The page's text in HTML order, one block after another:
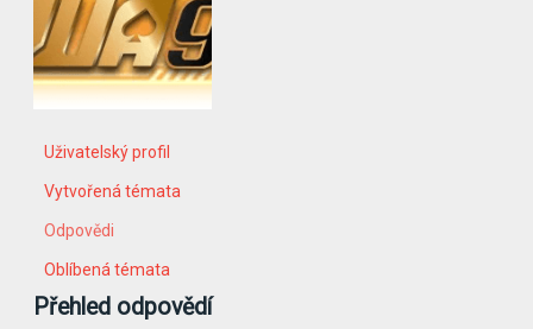
Uživatelský profil
Vytvořená témata
Odpovědi
Oblíbená témata
Přehled odpovědí